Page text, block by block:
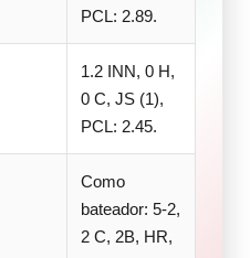
PCL: 2.89.
1.2 INN, 0 H,
0 C, JS (1),
PCL: 2.45.
Como
bateador: 5-2,
2 C, 2B, HR,